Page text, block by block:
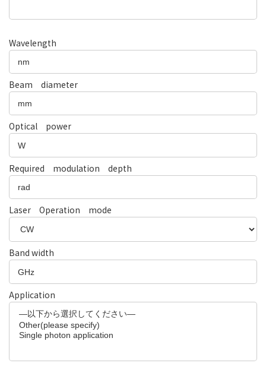
Wavelength
Beam diameter
Optical power
Required modulation depth
Laser Operation mode
Band width
Application